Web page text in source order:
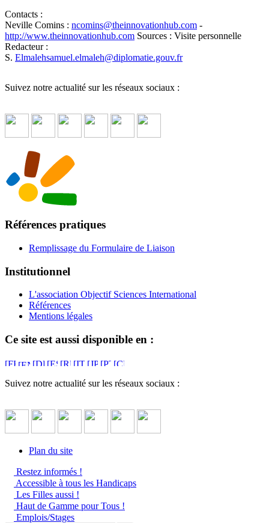
Contacts :
Neville Comins : ncomins@theinnovationhub.com -
http://www.theinnovationhub.com Sources : Visite personnelle
Redacteur :
S. Elmalehsamuel.elmaleh@diplomatie.gouv.fr
Suivez notre actualité sur les réseaux sociaux :
Références pratiques
Remplissage du Formulaire de Liaison
Institutionnel
L'association Objectif Sciences International
Références
Mentions légales
Ce site est aussi disponible en :
Suivez notre actualité sur les réseaux sociaux :
Plan du site
Restez informés !
Accessible à tous les Handicaps
Les Filles aussi !
Haut de Gamme pour Tous !
Emplois/Stages